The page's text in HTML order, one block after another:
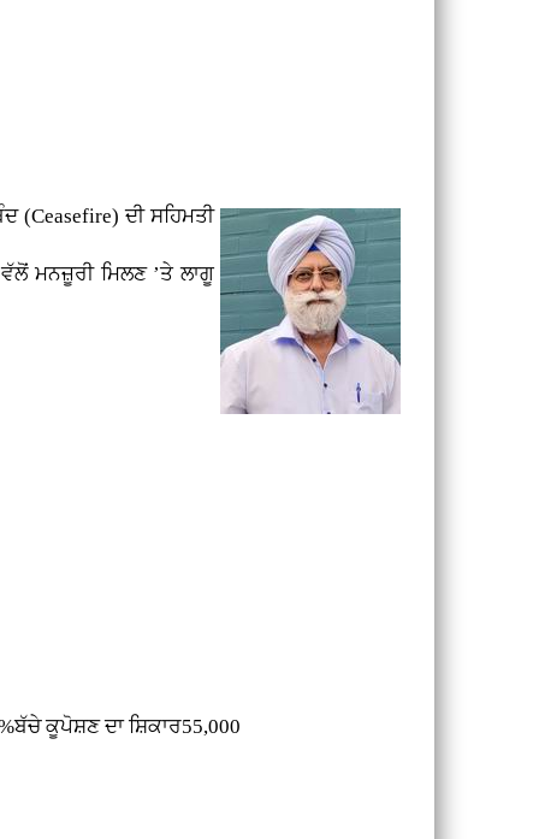
ਦੀ ਸਹਿਮਤੀ
ਮਨਜ਼ੂਰੀ ਮਿਲਣ ’ਤੇ ਲਾਗੂ
ਕੂਪੋਸ਼ਣ ਦਾ ਸ਼ਿਕਾਰ55,000